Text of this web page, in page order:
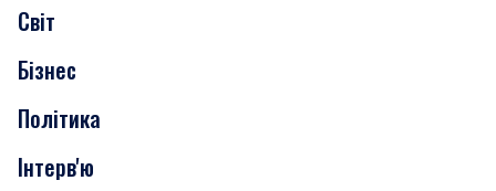
Нерухомість
Транспорт
Світ
Бізнес
Політика
Інтерв'ю